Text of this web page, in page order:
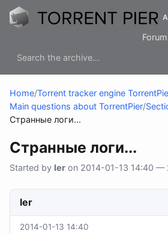
Home/Torrent tracker engine
Main questions about TorrentPier/
Странные логи...
Странные логи...
Started by ler on 2014-01-13 14:40 —
ler
2014-01-13 14:40